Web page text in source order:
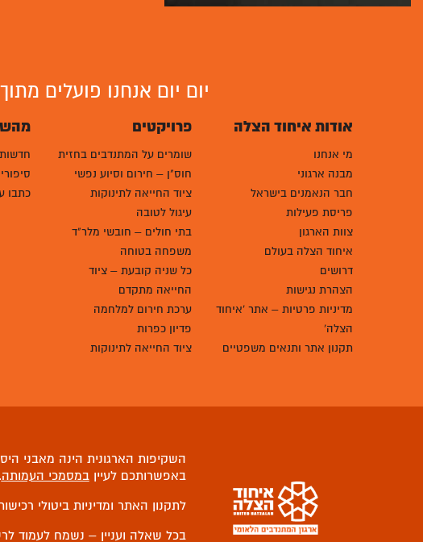
יום יום אנחנו פועלים
אודות איחוד הצלה
מי אנחנו
מבנה ארגוני
חבר הנאמנים בישראל
פריסת פעילות
צוות הארגון
איחוד הצלה בעולם
דרושים
הצהרת נגישות
מדיניות פרטיות – אתר 'איחוד
הצלה'
תקנון אתר ותנאים משפטיים
פרויקטים
שומרים על המתנדבים בחזית
חוס"ן – חירום וסיוע נפשי
ציוד החייאה לתינוקות
עיגול לטובה
בתי חולים – חובשי מלר"ד
משפחה בטוחה
כל שניה קובעת – ציוד
החייאה מתקדם
ערכת חירום למלחמה
פדיון כפרות
ציוד החייאה לתינוקות
חדשות
כתבו
השקיפות הארגונית הינה מאבני
באפשרותכם לעייןבמסמכי העמותה.
לתקנון האתר ומדיניות ביטולי
בכל שאלה ועניין – נשמח לעמוד